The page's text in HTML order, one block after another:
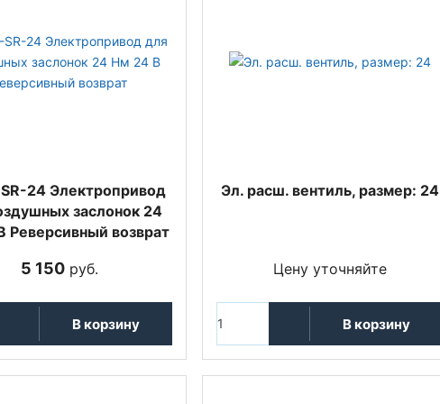
24 Электропривод
заслонок 24
Реверсивный возврат
5 150руб.
В корзину
Эл. расш. вентиль, размер: 24
Цену уточняйте
В корзину